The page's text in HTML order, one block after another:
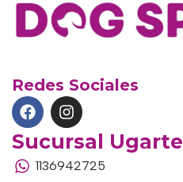
Redes Sociales
Sucursal Ugarte
1136942725